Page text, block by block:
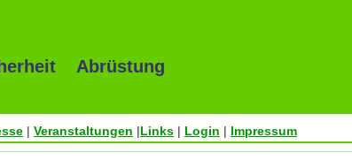
Abrüstung
| Veranstaltungen |Links | Login | Impressum